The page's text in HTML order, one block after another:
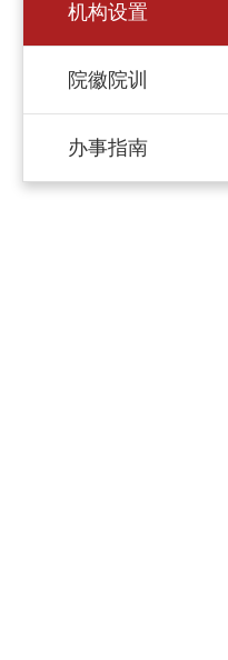
机构设置
院徽院训
办事指南